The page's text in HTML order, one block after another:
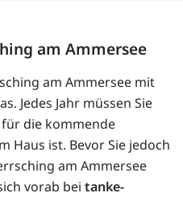
am Ammersee
am Ammersee mit
Jedes Jahr müssen Sie
die kommende
Haus ist. Bevor Sie jedoch
am Ammersee
vorab bei tanke-